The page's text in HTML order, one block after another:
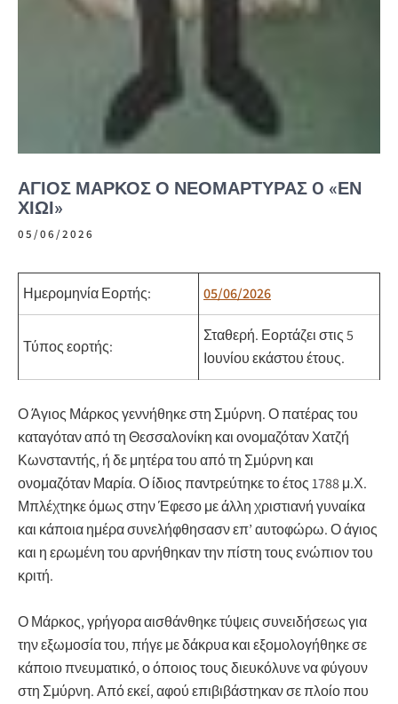
ΆΓΙΟΣ ΜΆΡΚΟΣ Ο ΝΕΟΜΆΡΤΥΡΑΣ O «ἘΝ
ΧΊΩΙ»
05/06/2026
Ημερομηνία Εορτής: 05/06/2026
Τύπος εορτής:
Σταθερή. Εορτάζει στις 5
Ιουνίου εκάστου έτους.
Ο Άγιος Μάρκος γεννήθηκε στη Σμύρνη. Ο πατέρας του
καταγόταν από τη Θεσσαλονίκη και ονομαζόταν Χατζή
Κωνσταντής, ή δε μητέρα του από τη Σμύρνη και
ονομαζόταν Μαρία. Ο ίδιος παντρεύτηκε το έτος 1788 μ.Χ.
Μπλέχτηκε όμως στην Έφεσο με άλλη χριστιανή γυναίκα
και κάποια ημέρα συνελήφθησασν επ’ αυτοφώρω. Ο άγιος
και η ερωμένη του αρνήθηκαν την πίστη τους ενώπιον του
κριτή.
Ο Μάρκος, γρήγορα αισθάνθηκε τύψεις συνειδήσεως για
την εξωμοσία του, πήγε με δάκρυα και εξομολογήθηκε σε
κάποιο πνευματικό, ο όποιος τους διευκόλυνε να φύγουν
στη Σμύρνη. Από εκεί, αφού επιβιβάστηκαν σε πλοίο που